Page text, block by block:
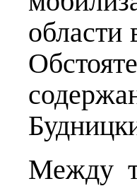
области
Между